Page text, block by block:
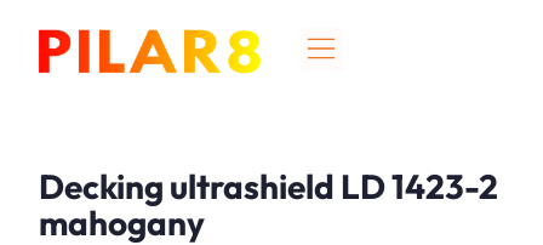
Decking ultrashield LD 1423-2
mahogany